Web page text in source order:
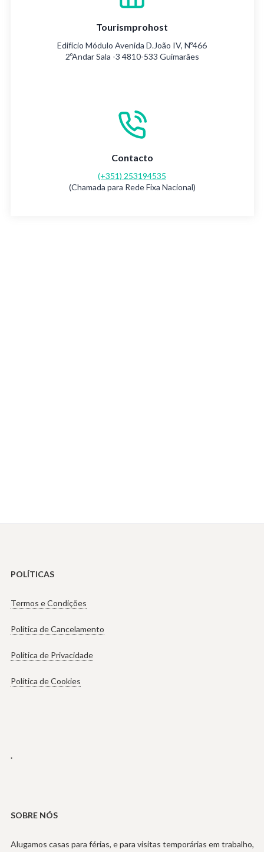
Tourismprohost
Edifício Módulo Avenida D.João IV, Nº466
2ºAndar Sala -3 4810-533 Guimarães
Contacto
(+351) 253194535
(Chamada para Rede Fixa Nacional)
POLÍTICAS
Termos e Condições
Política de Cancelamento
Política de Privacidade
Política de Cookies
.
SOBRE NÓS
Alugamos casas para férias, e para visitas temporárias em trabalho,